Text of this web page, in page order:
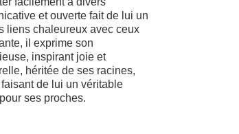
et ouverte fait de lui un
liens chaleureux avec ceux
il exprime son
inspirant joie et
héritée de ses racines,
de lui un véritable
ses proches.